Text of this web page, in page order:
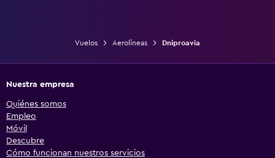
Vuelos Aerolíneas Dniproavia
Nuestra empresa
Quiénes somos
Empleo
Móvil
Descubre
Cómo funcionan nuestros servicios